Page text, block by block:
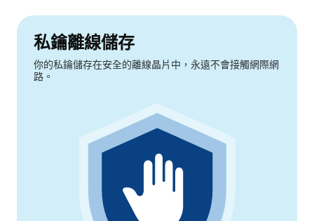
私鑰離線儲存
你的私鑰儲存在安全的離線晶片中，永遠不會接觸網際網
路。